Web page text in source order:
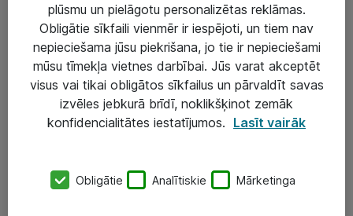
Risinājumi & Pakalpojumi
IT serviss un atbalsts
Darba vietu IT risinājumi
plūsmu un pielāgotu personalizētas reklāmas.
Obligātie sīkfaili vienmēr ir iespējoti, un tiem nav
nepieciešama jūsu piekrišana, jo tie ir nepieciešami
mūsu tīmekļa vietnes darbībai. Jūs varat akceptēt
visus vai tikai obligātos sīkfailus un pārvaldīt savas
izvēles jebkurā brīdī, noklikšķinot zemāk
konfidencialitātes iestatījumos. Lasīt vairāk
Obligātie Analītiskie Mārketinga